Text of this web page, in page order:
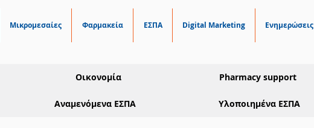
Μικρομεσαίες Φαρμακεία ΕΣΠΑ Digital Marketing Ενημερώσεις
Οικονομία Pharmacy support
Αναμενόμενα ΕΣΠΑ Υλοποιημένα ΕΣΠΑ